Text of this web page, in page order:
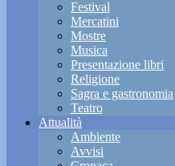
Festival
Mercatini
Mostre
Musica
Presentazione libri
Religione
Sagra e gastronomia
Teatro
Attualità
Ambiente
Avvisi